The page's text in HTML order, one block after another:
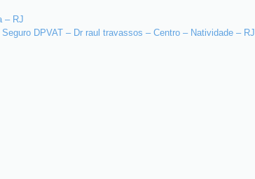
– RJ
Seguro DPVAT – Dr raul travassos – Centro – Natividade – RJ